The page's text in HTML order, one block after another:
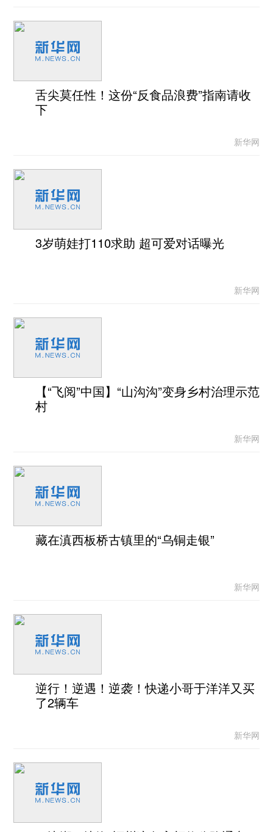
舌尖莫任性！这份“反食品浪费”指南请收
下
新华网
3岁萌娃打110求助 超可爱对话曝光
新华网
【“飞阅”中国】“山沟沟”变身乡村治理示范
村
新华网
藏在滇西板桥古镇里的“乌铜走银”
新华网
逆行！逆遇！逆袭！快递小哥于洋洋又买
了2辆车
新华网